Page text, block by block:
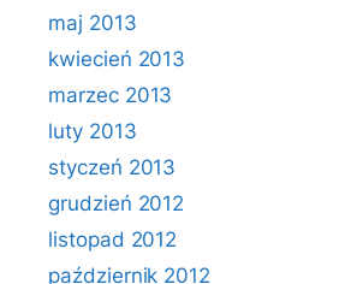
maj 2013
kwiecień 2013
marzec 2013
luty 2013
styczeń 2013
grudzień 2012
listopad 2012
październik 2012